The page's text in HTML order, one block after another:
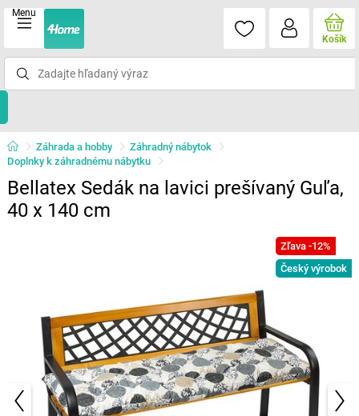
Menu
Košík
Záhrada a hobby
Záhradný nábytok
Doplnky k záhradnému nábytku
Bellatex Sedák na lavici prešívaný Guľa,
40 x 140 cm
Zľava -12%
Český výrobok